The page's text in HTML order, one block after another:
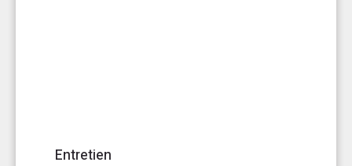
Entretien